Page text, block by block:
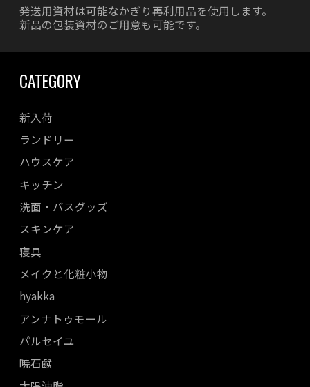
発送用資材は可能なかぎり再利用品を使用します。
新品の包装資材のご用意も可能です。
CATEGORY
新入荷
ランドリー
ハウスケア
キッチン
洗面・バスグッズ
スキンケア
寝具
メイクと化粧小物
hyakka
アンナトゥモール
パルセイユ
暁石鹸